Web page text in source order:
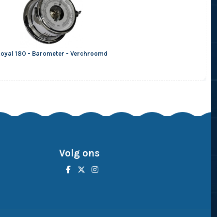
180 - Barometer - Verchroomd
Volg ons